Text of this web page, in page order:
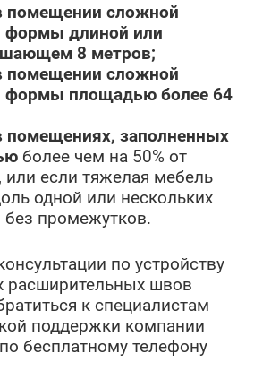
помещении сложной
формы длиной или
8 метров;
помещении сложной
формы площадью более 64
помещениях, заполненных
более чем на 50% от
если тяжелая мебель
одной или нескольких
промежутков.
по устройству
расширительных швов
к специалистам
поддержки компании
бесплатному телефону